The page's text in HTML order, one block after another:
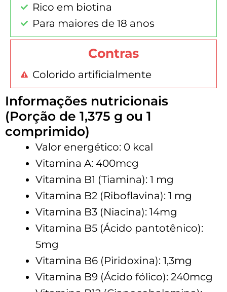
Rico em biotina
Para maiores de 18 anos
Contras
Colorido artificialmente
Informações nutricionais
(Porção de 1,375 g ou 1
comprimido)
Valor energético: 0 kcal
Vitamina A: 400mcg
Vitamina B1 (Tiamina): 1 mg
Vitamina B2 (Riboflavina): 1 mg
Vitamina B3 (Niacina): 14mg
Vitamina B5 (Ácido pantotênico):
5mg
Vitamina B6 (Piridoxina): 1,3mg
Vitamina B9 (Ácido fólico): 240mcg